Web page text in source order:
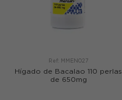
Ref: MMEN027
Hígado de Bacalao 110 perlas
de 650mg